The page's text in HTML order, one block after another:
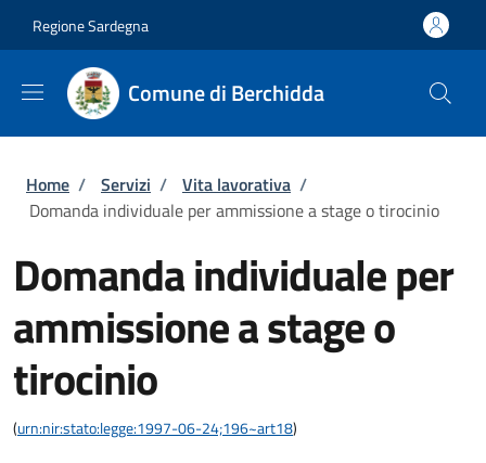
Regione Sardegna
Comune di Berchidda
Briciole di pane
Home / Servizi / Vita lavorativa /
Domanda individuale per ammissione a stage o tirocinio
Domanda individuale per
ammissione a stage o
tirocinio
(urn:nir:stato:legge:1997-06-24;196~art18)